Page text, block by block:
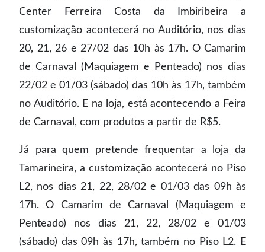
Center Ferreira Costa da Imbiribeira a
customização acontecerá no Auditório, nos dias
20, 21, 26 e 27/02 das 10h às 17h. O Camarim
de Carnaval (Maquiagem e Penteado) nos dias
22/02 e 01/03 (sábado) das 10h às 17h, também
no Auditório. E na loja, está acontecendo a Feira
de Carnaval, com produtos a partir de R$5.
Já para quem pretende frequentar a loja da
Tamarineira, a customização acontecerá no Piso
L2, nos dias 21, 22, 28/02 e 01/03 das 09h às
17h. O Camarim de Carnaval (Maquiagem e
Penteado) nos dias 21, 22, 28/02 e 01/03
(sábado) das 09h às 17h, também no Piso L2. E